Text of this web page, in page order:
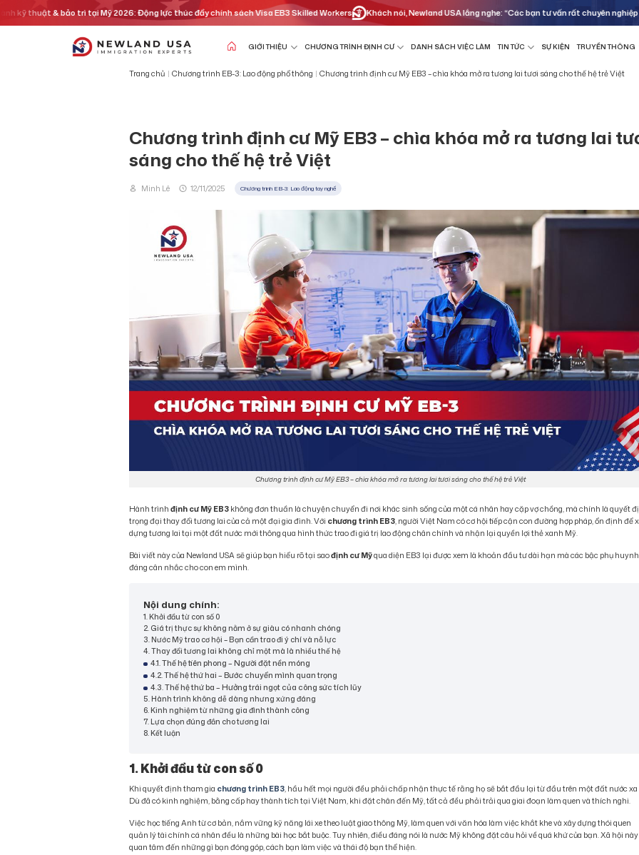
đến& bảo trì tại Mỹ 2026: Động lực thúc đẩy chính sách Visa EB3 Skilled Workers Khách nói, Newland USA lắng nghe: “Các bạn tư vấn rất chuyên nghiệp và nhiệt
GIỚI THIỆU CHƯƠNG TRÌNH ĐỊNH CƯ DANH SÁCH VIỆC LÀM TIN TỨC SỰ KIỆN TRUYỀN THÔNG
Trang chủ | Chương trình EB-3: Lao động phổ thông | Chương trình định cư Mỹ EB3 – chìa khóa mở ra tương lai tươi sáng cho thế hệ trẻ Việt
Chương trình định cư Mỹ EB3 – chìa khóa mở ra tương lai
sáng cho thế hệ trẻ Việt
Minh Lê 12/11/2025 Chương trình EB-3: Lao động tay nghề
Chương trình định cư Mỹ EB3 – chìa khóa mở ra tương lai tươi sáng cho thế hệ trẻ Việt
Hành trìnhđịnh cư Mỹ EB3 không đơn thuần là chuyện chuyển đi nơi khác sinh sống của một cá nhân hay cặp vợ chồng, mà chính là quyết
trọng đại thay đổi tương lai của cả một đại gia đình. Với chương trình EB3, người Việt Nam có cơ hội tiếp cận con đường hợp pháp, ổn định để
dựng tương lai tại một đất nước mới thông qua hình thức trao đi giá trị lao động chân chính và nhận lại quyền lợi thẻ xanh Mỹ.
Bài viết này của Newland USA sẽ giúp bạn hiểu rõ tại saođịnh cư Mỹqua diện EB3 lại được xem là khoản đầu tư dài hạn mà các bậc phụ huynh
đáng cân nhắc cho con em mình.
Nội dung chính:
1. Khởi đầu từ con số 0
2. Giá trị thực sự không nằm ở sự giàu có nhanh chóng
3. Nước Mỹ trao cơ hội – Bạn cần trao đi ý chí và nỗ lực
4. Thay đổi tương lai không chỉ một mà là nhiều thế hệ
4.1. Thế hệ tiên phong – Người đặt nền móng
4.2. Thế hệ thứ hai – Bước chuyển mình quan trọng
4.3. Thế hệ thứ ba – Hưởng trái ngọt của công sức tích lũy
5. Hành trình không dễ dàng nhưng xứng đáng
6. Kinh nghiệm từ những gia đình thành công
7. Lựa chọn đúng đắn cho tương lai
8. Kết luận
1. Khởi đầu từ con số 0
Khi quyết định tham gia chương trình EB3, hầu hết mọi người đều phải chấp nhận thực tế rằng họ sẽ bắt đầu lại từ đầu trên một đất nước xa
Dù đã có kinh nghiệm, bằng cấp hay thành tích tại Việt Nam, khi đặt chân đến Mỹ, tất cả đều phải trải qua giai đoạn làm quen và thích nghi.
Việc học tiếng Anh từ cơ bản, nắm vững kỹ năng lái xe theo luật giao thông Mỹ, làm quen với văn hóa làm việc khắt khe và xây dựng thói quen
quản lý tài chính cá nhân đều là những bài học bắt buộc. Tuy nhiên, điều đáng nói là nước Mỹ không đặt câu hỏi về quá khứ của bạn. Xã hội
quan tâm đến những gì bạn đóng góp, cách bạn làm việc và thái độ bạn thể hiện.